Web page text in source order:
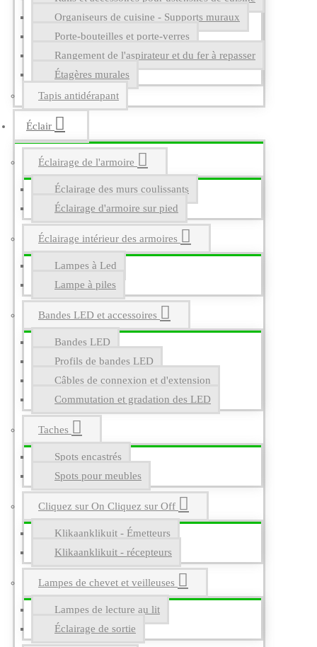
Organiseurs de cuisine - Supports muraux
Porte-bouteilles et porte-verres
Rangement de l'aspirateur et du fer à repasser
Étagères murales
Tapis antidérapant
Éclair
Éclairage de l'armoire
Éclairage des murs coulissants
Éclairage d'armoire sur pied
Éclairage intérieur des armoires
Lampes à Led
Lampe à piles
Bandes LED et accessoires
Bandes LED
Profils de bandes LED
Câbles de connexion et d'extension
Commutation et gradation des LED
Taches
Spots encastrés
Spots pour meubles
Cliquez sur On Cliquez sur Off
Klikaanklikuit - Émetteurs
Klikaanklikuit - récepteurs
Lampes de chevet et veilleuses
Lampes de lecture au lit
Éclairage de sortie